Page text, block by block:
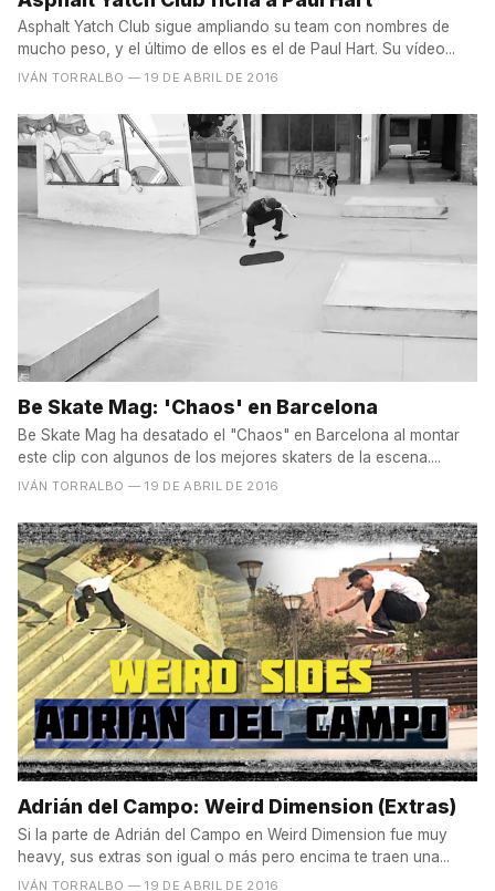
Asphalt Yatch Club sigue ampliando su team con nombres de
mucho peso, y el último de ellos es el de Paul Hart. Su vídeo...
IVÁN TORRALBO — 19 DE ABRIL DE 2016
Be Skate Mag: 'Chaos' en Barcelona
Be Skate Mag ha desatado el "Chaos" en Barcelona al montar
este clip con algunos de los mejores skaters de la escena....
IVÁN TORRALBO — 19 DE ABRIL DE 2016
Adrián del Campo: Weird Dimension (Extras)
Si la parte de Adrián del Campo en Weird Dimension fue muy
heavy, sus extras son igual o más pero encima te traen una...
IVÁN TORRALBO — 19 DE ABRIL DE 2016